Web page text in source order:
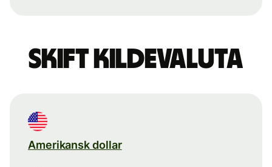
Skift kildevaluta
Amerikansk dollar